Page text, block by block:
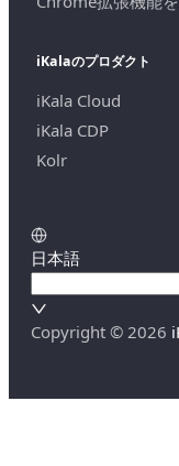
iKalaのプロダクト
iKala Cloud
iKala CDP
Kolr
日本語
Copyright © 2026